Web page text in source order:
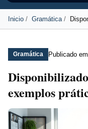
Inicio Gramática
Gramática Publicado em
exemplos